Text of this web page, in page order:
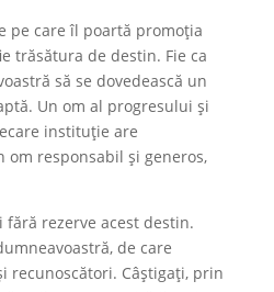
pe care îl poartă promoția
trăsătura de destin. Fie ca
să se dovedească un
Un om al progresului și
instituție are
om responsabil și generos,
rezerve acest destin.
de care
recunoscători. Câștigați, prin